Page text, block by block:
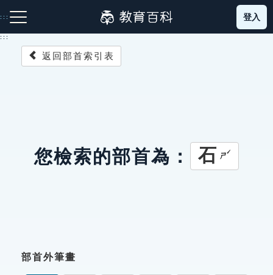
到
主
:::
成語故事
登入
:::
返回部首索引表
您檢索的部首為： 石 ㄕˊ
部首外筆畫